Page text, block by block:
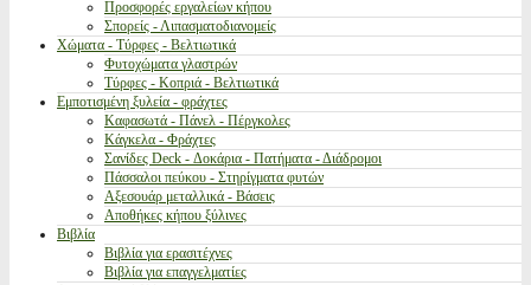
Προσφορές εργαλείων κήπου
Σπορείς - Λιπασματοδιανομείς
Χώματα - Τύρφες - Βελτιωτικά
Φυτοχώματα γλαστρών
Τύρφες - Κοπριά - Βελτιωτικά
Εμποτισμένη ξυλεία - φράχτες
Καφασωτά - Πάνελ - Πέργκολες
Κάγκελα - Φράχτες
Σανίδες Deck - Δοκάρια - Πατήματα - Διάδρομοι
Πάσσαλοι πεύκου - Στηρίγματα φυτών
Αξεσουάρ μεταλλικά - Βάσεις
Αποθήκες κήπου ξύλινες
Βιβλία
Βιβλία για ερασιτέχνες
Βιβλία για επαγγελματίες